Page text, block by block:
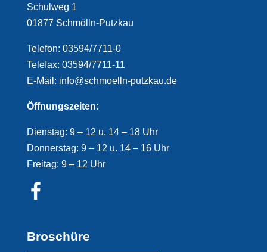
Schulweg 1
01877 Schmölln-Putzkau
Telefon: 03594/7711-0
Telefax: 03594/7711-11
E-Mail: info@schmoelln-putzkau.de
Öffnungszeiten:
Dienstag: 9 – 12 u. 14 – 18 Uhr
Donnerstag: 9 – 12 u. 14 – 16 Uhr
Freitag: 9 – 12 Uhr
Broschüre